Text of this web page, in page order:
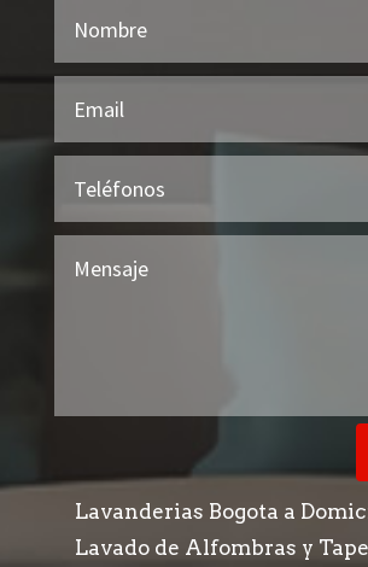
Lavanderias Bogota a
Lavado de Alfombras y